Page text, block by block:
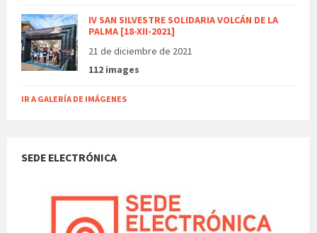
IV SAN SILVESTRE SOLIDARIA VOLCÁN DE LA
PALMA [18-XII-2021]
21 de diciembre de 2021
112 images
IR A GALERÍA DE IMÁGENES
SEDE ELECTRÓNICA